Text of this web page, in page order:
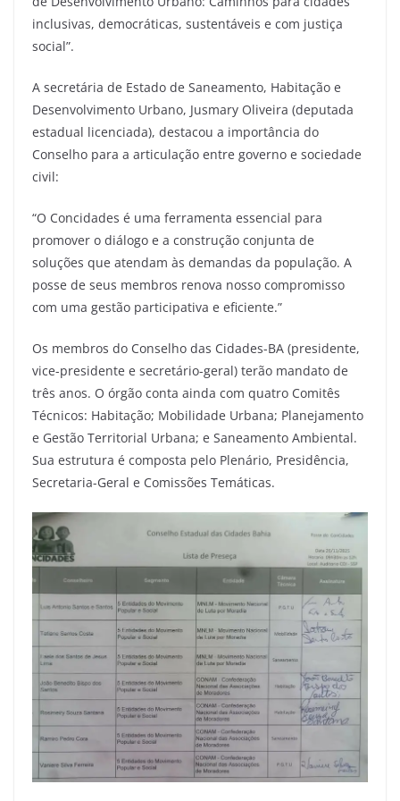
inclusivas, democráticas, sustentáveis e com justiça
social”.
A secretária de Estado de Saneamento, Habitação e
Desenvolvimento Urbano, Jusmary Oliveira (deputada
estadual licenciada), destacou a importância do
Conselho para a articulação entre governo e sociedade
civil:
“O Concidades é uma ferramenta essencial para
promover o diálogo e a construção conjunta de
soluções que atendam às demandas da população. A
posse de seus membros renova nosso compromisso
com uma gestão participativa e eficiente.”
Os membros do Conselho das Cidades-BA (presidente,
vice-presidente e secretário-geral) terão mandato de
três anos. O órgão conta ainda com quatro Comitês
Técnicos: Habitação; Mobilidade Urbana; Planejamento
e Gestão Territorial Urbana; e Saneamento Ambiental.
Sua estrutura é composta pelo Plenário, Presidência,
Secretaria-Geral e Comissões Temáticas.